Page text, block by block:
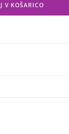
V KOŠARICO